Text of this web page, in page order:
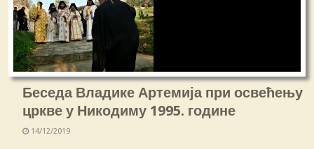
Беседа Владике Артемија при освећењу
цркве у Никодиму 1995. године
14/12/2019